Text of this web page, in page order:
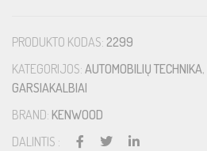
PRODUKTO KODAS: 2299
KATEGORIJOS: AUTOMOBILIŲ TECHNIKA,
GARSIAKALBIAI
BRAND: KENWOOD
DALINTIS :